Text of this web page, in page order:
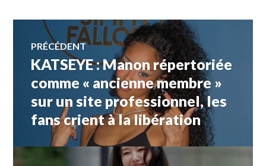
Navigation
de
l’article
PRÉCÉDENT
Article
KATSEYE : Manon répertoriée
comme « ancienne membre »
sur un site professionnel, les
fans crient à la libération